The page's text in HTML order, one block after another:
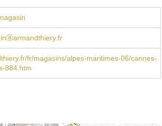
fr/magasins/alpes-maritimes-06/cannes-
884.htm